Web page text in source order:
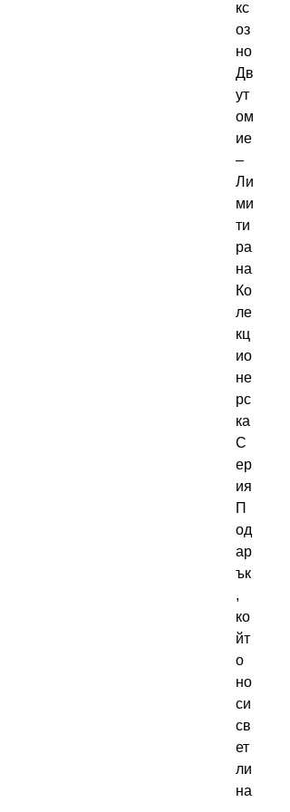
кс
оз
но
Дв
ут
ом
ие
–
Ли
ми
ти
ра
на
Ко
ле
кц
ио
не
рс
ка
С
ер
ия
П
од
ар
ък
,
ко
йт
о
но
си
св
ет
ли
на